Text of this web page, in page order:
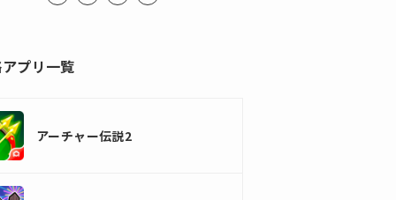
プリ一覧
アーチャー伝説2